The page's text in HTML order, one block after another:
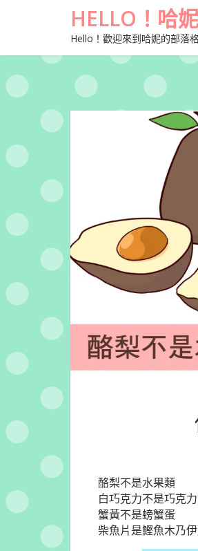
HELLO！哈妮
Hello！歡迎來到哈妮的部落格
酪梨不是水果類
白巧克力不是巧克力
蟹黃不是螃蟹蛋
柴魚片是鰹魚木乃伊